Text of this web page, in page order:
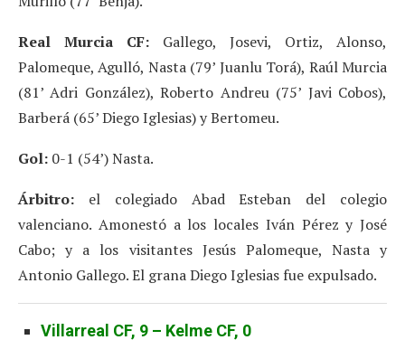
Real Murcia CF: Gallego, Josevi, Ortiz, Alonso,
Palomeque, Agulló, Nasta (79’ Juanlu Torá), Raúl Murcia
(81’ Adri González), Roberto Andreu (75’ Javi Cobos),
Barberá (65’ Diego Iglesias) y Bertomeu.
Gol: 0-1 (54’) Nasta.
Árbitro: el colegiado Abad Esteban del colegio
valenciano. Amonestó a los locales Iván Pérez y José
Cabo; y a los visitantes Jesús Palomeque, Nasta y
Antonio Gallego. El grana Diego Iglesias fue expulsado.
Villarreal CF, 9 – Kelme CF, 0